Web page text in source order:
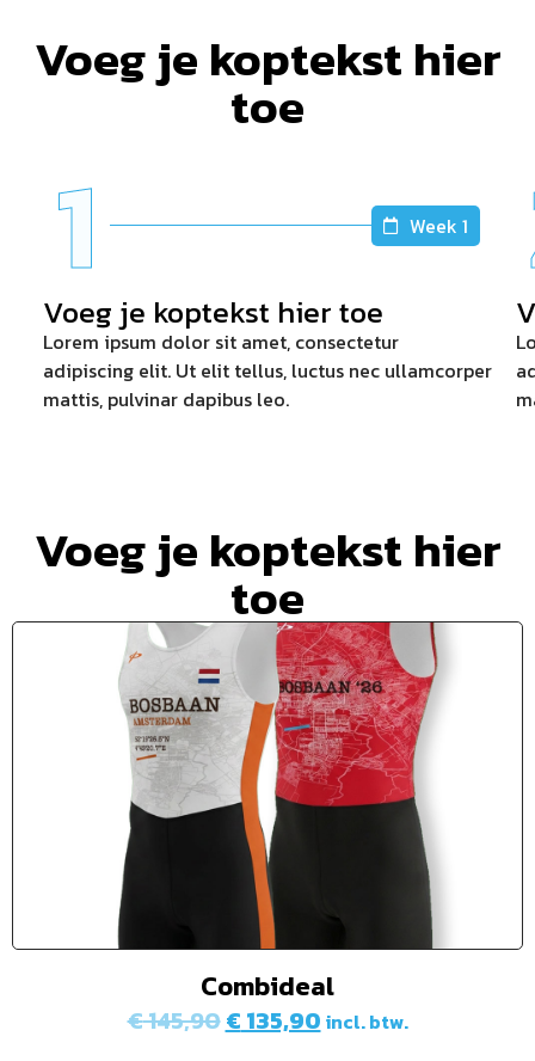
Voeg je koptekst hier
toe
1 Week 1
Voeg je koptekst hier toe
Lorem ipsum dolor sit amet, consectetur
adipiscing elit. Ut elit tellus, luctus nec ullamcorper
mattis, pulvinar dapibus leo.
Voeg je koptekst hier
toe
Combideal
€145,90€ 135,90 incl. btw.